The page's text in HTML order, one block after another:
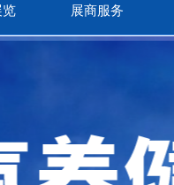
览 展商服务